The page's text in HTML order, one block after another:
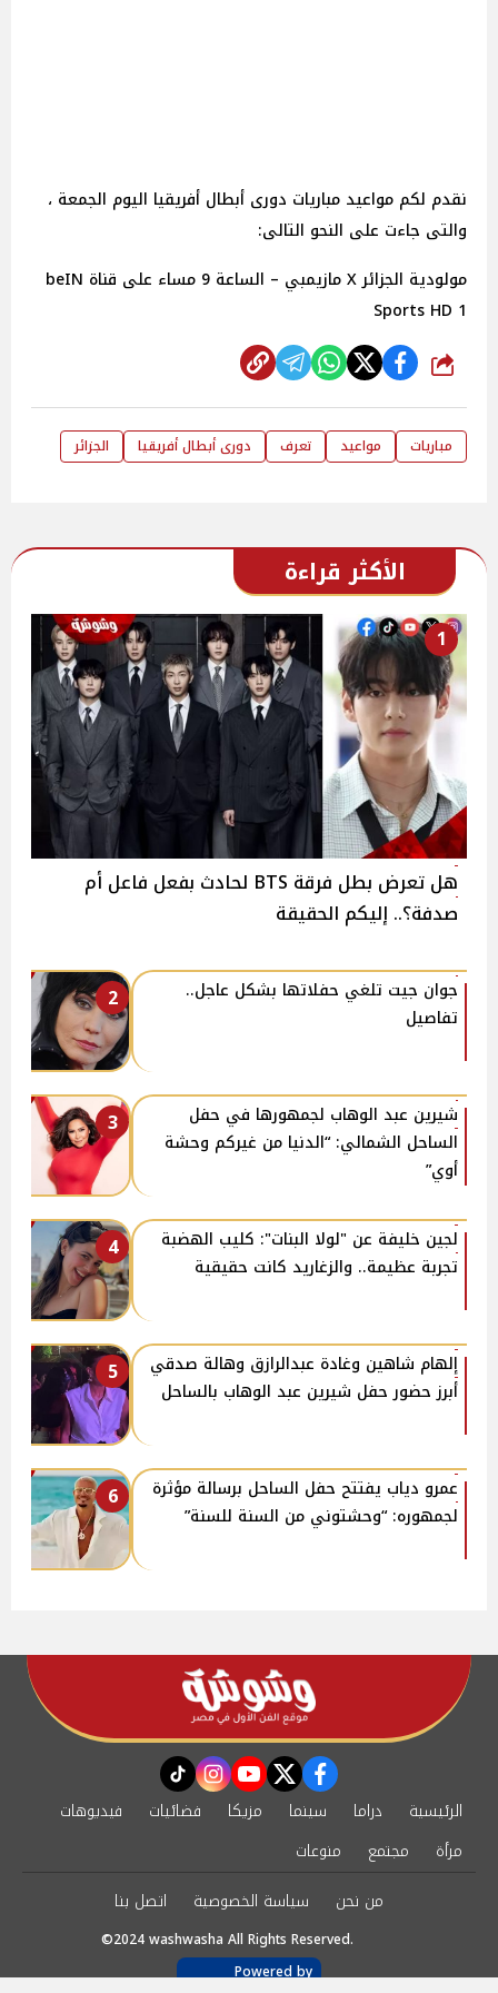
نقدم لكم مواعيد مباريات دورى أبطال أفريقيا اليوم الجمعة ،
والتى جاءت على النحو التالى:
مولودية الجزائر X مازيمبي – الساعة 9 مساء على قناة beIN
Sports HD 1
شارك
مباريات مواعيد تعرف دورى أبطال أفريقيا الجزائر
الأكثر قراءة
1
هل تعرض بطل فرقة BTS لحادث بفعل فاعل أم
صدفة؟.. إليكم الحقيقة
2
جوان جيت تلغي حفلاتها بشكل عاجل..
تفاصيل
3
شيرين عبد الوهاب لجمهورها في حفل
الساحل الشمالي: “الدنيا من غيركم وحشة
أوي”
4
لجين خليفة عن "لولا البنات": كليب الهضبة
تجربة عظيمة.. والزغاريد كانت حقيقية
5
إلهام شاهين وغادة عبدالرازق وهالة صدقي
أبرز حضور حفل شيرين عبد الوهاب بالساحل
6
عمرو دياب يفتتح حفل الساحل برسالة مؤثرة
لجمهوره: “وحشتوني من السنة للسنة”
facebook
twitter
youtube
instagram
tiktok
الرئيسية دراما سينما مزيكا فضائيات
فيديوهات
مرأة
مجتمع
منوعات
من نحن
سياسة الخصوصية اتصل بنا
©2024 washwasha All Rights Reserved.
Powered by